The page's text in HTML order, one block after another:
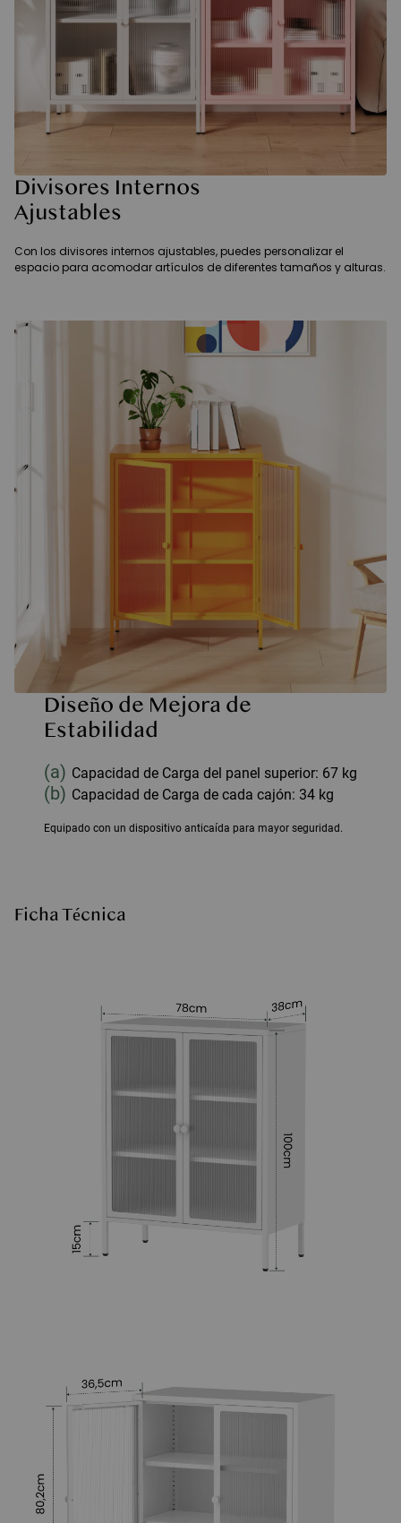
Divisores Internos
Ajustables
Con los divisores internos ajustables, puedes personalizar el
espacio para acomodar artículos de diferentes tamaños y alturas.
Diseño de Mejora de
Estabilidad
(a) Capacidad de Carga del panel superior: 67 kg
(b) Capacidad de Carga de cada cajón: 34 kg
Equipado con un dispositivo anticaída para mayor seguridad.
Ficha Técnica